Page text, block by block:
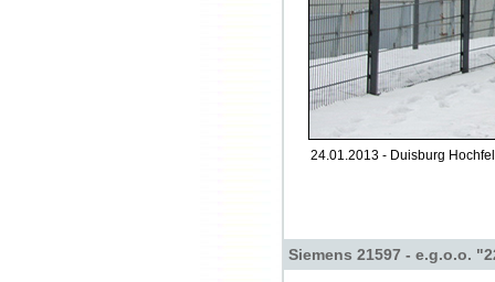
24.01.2013 - Duisburg
Siemens 21597 - e.g.o.o.